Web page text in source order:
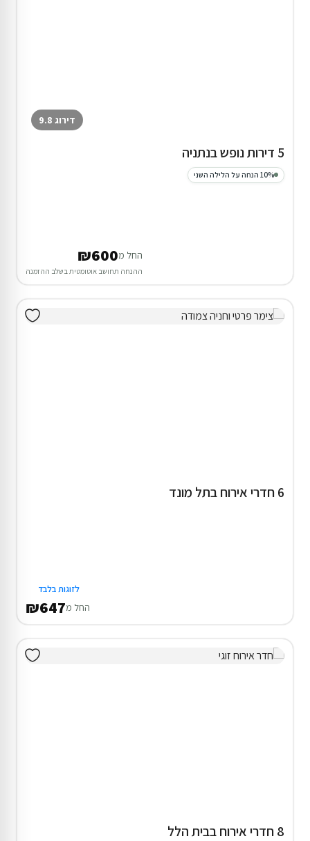
דירוג 9.8
5 דירות נופש בנתניה
10% הנחה על הלילה השני
החל מ₪600
ההנחה תחושב אוטומטית בשלב ההזמנה
6 חדרי אירוח בתל מונד
לזוגות בלבד
החל מ₪647
8 חדרי אירוח בבית הלל